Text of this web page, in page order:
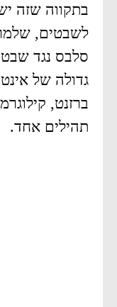
בתקווה שזה
לשבטים,
סלבס נגד שבט
גדולה של
ברזנט,
תהילים אחד.